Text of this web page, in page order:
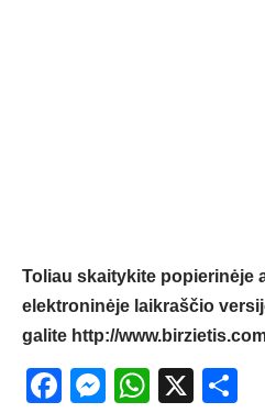
Toliau skaitykite popierinėje
elektroninėje laikraščio
galite http://
Facebook
Messenger
X